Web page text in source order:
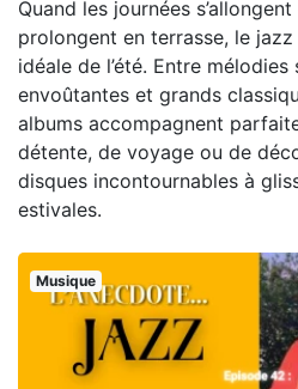
Quand les journées
prolongent en terrasse, le
idéale de l’été. Entre
envoûtantes et grands
albums accompagnent
détente, de voyage ou de
disques incontournables à
estivales.
Musique